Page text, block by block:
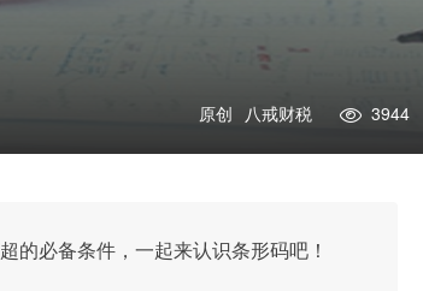
原创 八戒财税 3944
的必备条件，一起来认识条形码吧！